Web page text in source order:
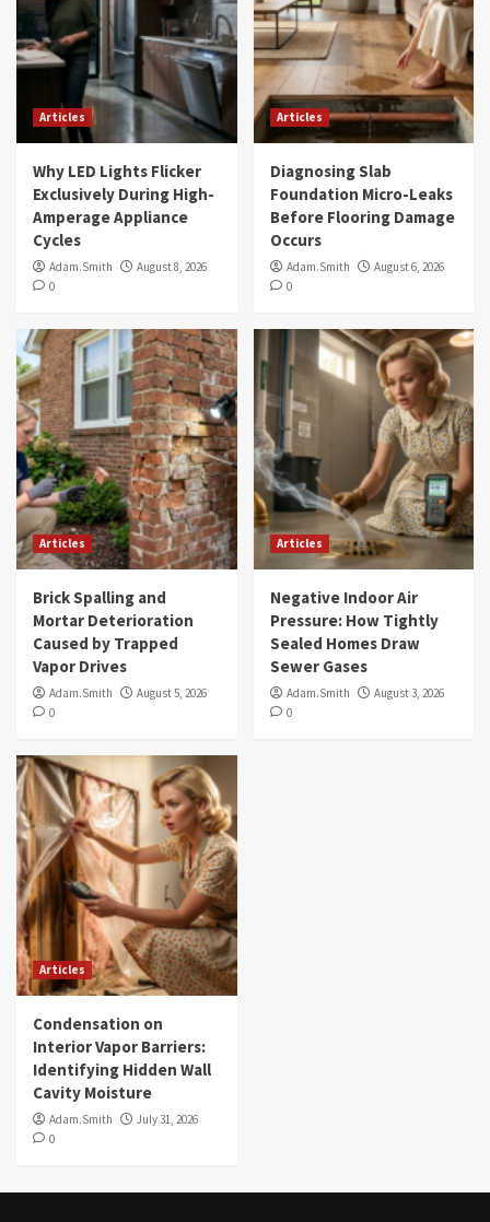
Articles
Why LED Lights Flicker
Exclusively During High-
Amperage Appliance
Cycles
Adam.Smith
August 8, 2026
0
Articles
Diagnosing Slab
Foundation Micro-Leaks
Before Flooring Damage
Occurs
Adam.Smith
August 6, 2026
0
Articles
Brick Spalling and
Mortar Deterioration
Caused by Trapped
Vapor Drives
Adam.Smith
August 5, 2026
0
Articles
Negative Indoor Air
Pressure: How Tightly
Sealed Homes Draw
Sewer Gases
Adam.Smith
August 3, 2026
0
Articles
Condensation on
Interior Vapor Barriers:
Identifying Hidden Wall
Cavity Moisture
Adam.Smith
July 31, 2026
0